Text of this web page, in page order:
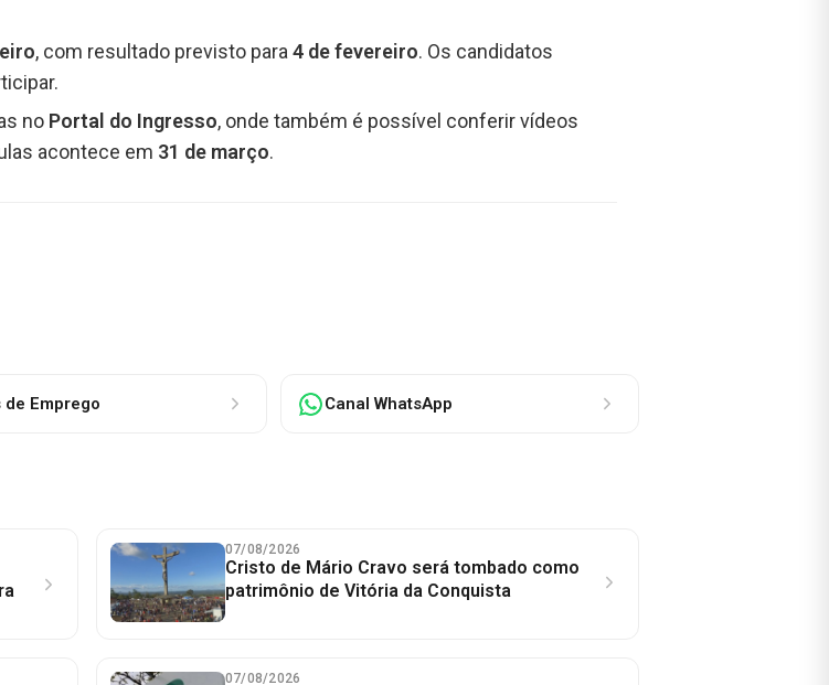
, com resultado previsto para 4 de fevereiro. Os candidatos
no Portal do Ingresso, onde também é possível conferir vídeos
acontece em 31 de março.
de Emprego Canal WhatsApp
07/08/2026
Cristo de Mário Cravo será tombado como
patrimônio de Vitória da Conquista
07/08/2026